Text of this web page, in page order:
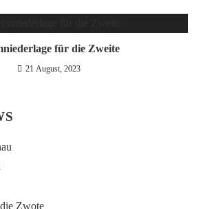
für die Zweite
21 August, 2023